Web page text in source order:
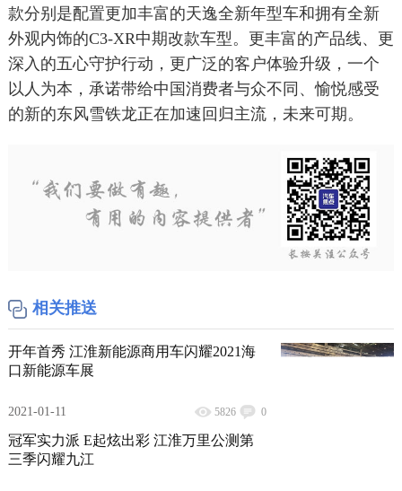
款分别是配置更加丰富的天逸全新年型车和拥有全新
外观内饰的C3-XR中期改款车型。更丰富的产品线、更
深入的五心守护行动，更广泛的客户体验升级，一个
以人为本，承诺带给中国消费者与众不同、愉悦感受
的新的东风雪铁龙正在加速回归主流，未来可期。
相关推送
开年首秀 江淮新能源商用车闪耀2021海
口新能源车展
2021-01-11 5826 0
冠军实力派 E起炫出彩 江淮万里公测第
三季闪耀九江